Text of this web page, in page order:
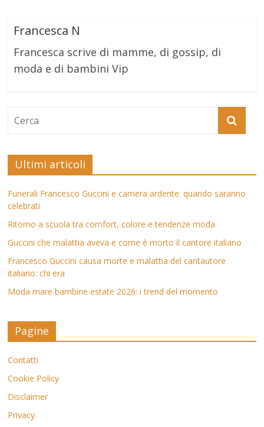
Francesca N
Francesca scrive di mamme, di gossip, di
moda e di bambini Vip
Ultimi articoli
Funerali Francesco Guccini e camera ardente: quando saranno
celebrati
Ritorno a scuola tra comfort, colore e tendenze moda
Guccini che malattia aveva e come è morto il cantore italiano
Francesco Guccini causa morte e malattia del cantautore
italiano: chi era
Moda mare bambine estate 2026: i trend del momento
Pagine
Contatti
Cookie Policy
Disclaimer
Privacy